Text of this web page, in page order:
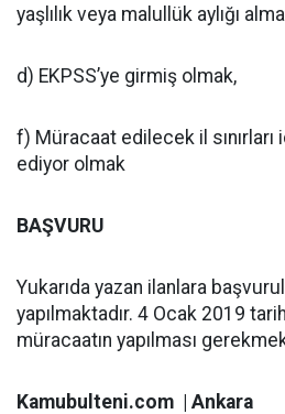
yaşlılık veya malullük aylığı
d) EKPSS’ye girmiş olmak,
f) Müracaat edilecek il
ediyor olmak
BAŞVURU
Yukarıda yazan ilanlara
yapılmaktadır. 4 Ocak 2019
müracaatın yapılması
Kamubulteni.com | Ankara